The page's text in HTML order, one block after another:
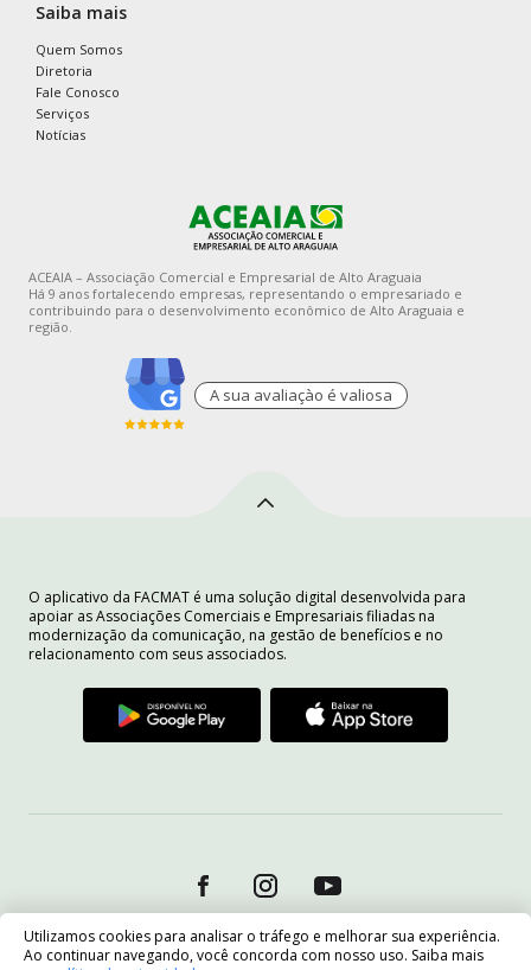
Utilizamos cookies para analisar o tráfego e melhorar sua experiência.
Ao continuar navegando, você concorda com nosso uso. Saiba mais
Saiba mais
Quem Somos
Diretoria
Fale Conosco
Serviços
Notícias
ACEAIA – Associação Comercial e Empresarial de Alto Araguaia
Há 9 anos fortalecendo empresas, representando o empresariado e
contribuindo para o desenvolvimento econômico de Alto Araguaia e
região.
A sua avaliaçào é valiosa
O aplicativo da FACMAT é uma solução digital desenvolvida para
apoiar as Associações Comerciais e Empresariais filiadas na
modernização da comunicação, na gestão de benefícios e no
relacionamento com seus associados.